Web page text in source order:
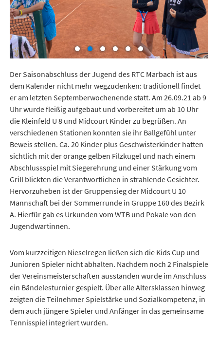
Der Saisonabschluss der Jugend des RTC Marbach ist aus
dem Kalender nicht mehr wegzudenken: traditionell findet
er am letzten Septemberwochenende statt. Am 26.09.21 ab 9
Uhr wurde fleißig aufgebaut und vorbereitet um ab 10 Uhr
die Kleinfeld U 8 und Midcourt Kinder zu begrüßen. An
verschiedenen Stationen konnten sie ihr Ballgefühl unter
Beweis stellen. Ca. 20 Kinder plus Geschwisterkinder hatten
sichtlich mit der orange gelben Filzkugel und nach einem
Abschlussspiel mit Siegerehrung und einer Stärkung vom
Grill blickten die Verantwortlichen in strahlende Gesichter.
Hervorzuheben ist der Gruppensieg der Midcourt U 10
Mannschaft bei der Sommerrunde in Gruppe 160 des Bezirk
A. Hierfür gab es Urkunden vom WTB und Pokale von den
Jugendwartinnen.
Vom kurzzeitigen Nieselregen ließen sich die Kids Cup und
Junioren Spieler nicht abhalten. Nachdem noch 2 Finalspiele
der Vereinsmeisterschaften ausstanden wurde im Anschluss
ein Bändelesturnier gespielt. Über alle Altersklassen hinweg
zeigten die Teilnehmer Spielstärke und Sozialkompetenz, in
dem auch jüngere Spieler und Anfänger in das gemeinsame
Tennisspiel integriert wurden.